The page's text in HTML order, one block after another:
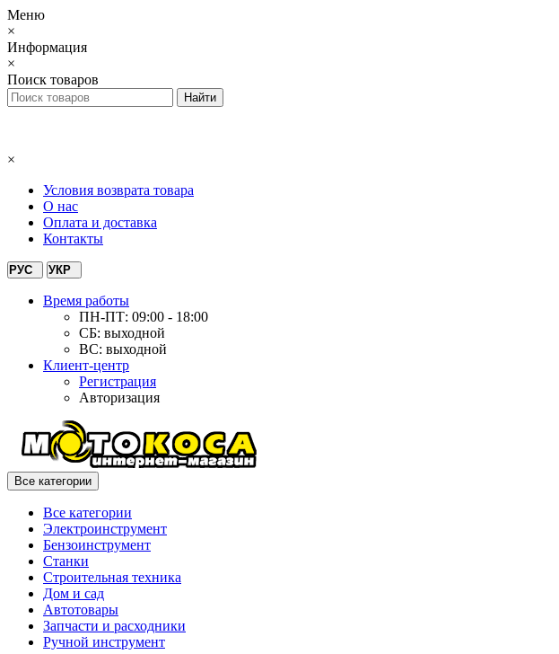
Меню
×
Информация
×
Поиск товаров
×
Условия возврата товара
О нас
Оплата и доставка
Контакты
РУС УКР
Время работы
ПН-ПТ: 09:00 - 18:00
СБ: выходной
ВС: выходной
Клиент-центр
Регистрация
Авторизация
Все категории
Все категории
Электроинструмент
Бензоинструмент
Станки
Строительная техника
Дом и сад
Автотовары
Запчасти и расходники
Ручной инструмент